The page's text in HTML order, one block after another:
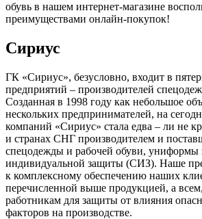
обувь в нашем интернет-магазине
преимуществами онлайн-покупок!
Сириус
ГК «Сириус», безусловно, входит в
предприятий – производителей
Созданная в 1998 году как небольшое
нескольких предпринимателей, на
компаний «Сириус» стала едва – ли не
и странах СНГ производителем и
спецодежды и рабочей обуви, униформы
индивидуальной защиты (СИЗ). Наше
к комплексному обеспечению наших
перечисленной выше продукцией, а
работникам для защиты от влияния
факторов на производстве.